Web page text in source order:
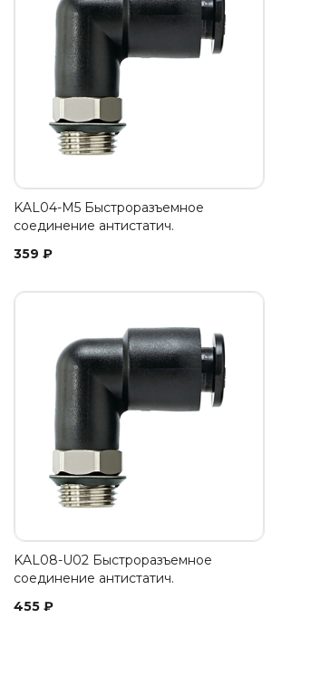
KAL04-M5 Быстроразъемное
соединение антистатич.
359 ₽
KAL08-U02 Быстроразъемное
соединение антистатич.
455 ₽